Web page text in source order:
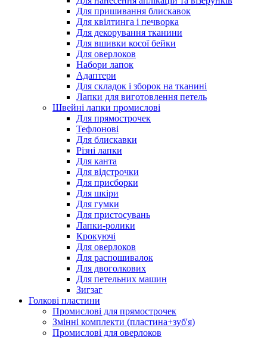
Для пришивання блискавок
Для квілтинга і печворка
Для декорування тканини
Для вшивки косої бейки
Для оверлоков
Набори лапок
Адаптери
Для складок і зборок на тканині
Лапки для виготовлення петель
Швейні лапки промислові
Для прямострочек
Тефлонові
Для блискавки
Різні лапки
Для канта
Для відстрочки
Для присборки
Для шкіри
Для гумки
Для пристосувань
Лапки-ролики
Крокуючі
Для оверлоков
Для распошивалок
Для двоголкових
Для петельних машин
Зигзаг
Голкові пластини
Промислові для прямострочек
Змінні комплекти (пластина+зуб'я)
Промислові для оверлоков